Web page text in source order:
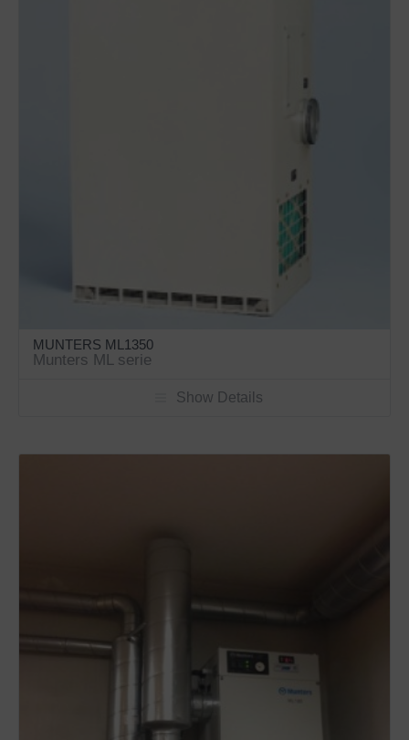
MUNTERS ML1350
Munters ML serie
Show Details